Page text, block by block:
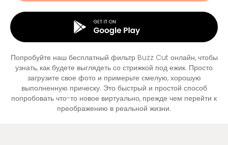
Попробуйте наш бесплатный фильтр Buzz Cut онлайн, чтобы
узнать, как будете выглядеть со стрижкой под ежик. Просто
загрузите свое фото и примерьте смелую, хорошую
выполненную прическу. Это быстрый и простой способ
попробовать что-то новое виртуально, прежде чем перейти к
преображению в реальной жизни.